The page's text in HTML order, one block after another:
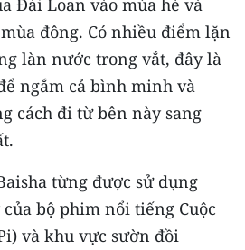
Đài Loan vào mùa hè và
đông. Có nhiều điểm lặn
làn nước trong vắt, đây là
ngắm cả bình minh và
cách đi từ bên này sang
từng được sử dụng
bộ phim nổi tiếng Cuộc
và khu vực sườn đồi